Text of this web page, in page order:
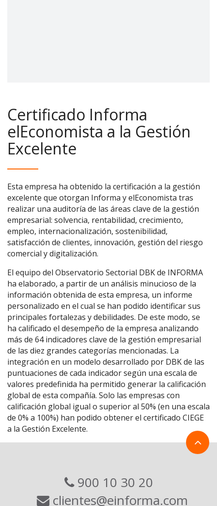
Certificado Informa
elEconomista a la Gestión
Excelente
Esta empresa ha obtenido la certificación a la gestión
excelente que otorgan Informa y elEconomista tras
realizar una auditoría de las áreas clave de la gestión
empresarial: solvencia, rentabilidad, crecimiento,
empleo, internacionalización, sostenibilidad,
satisfacción de clientes, innovación, gestión del riesgo
comercial y digitalización.
El equipo del Observatorio Sectorial DBK de INFORMA
ha elaborado, a partir de un análisis minucioso de la
información obtenida de esta empresa, un informe
personalizado en el cual se han podido identificar sus
principales fortalezas y debilidades. De este modo, se
ha calificado el desempeño de la empresa analizando
más de 64 indicadores clave de la gestión empresarial
de las diez grandes categorías mencionadas. La
integración en un modelo desarrollado por DBK de las
puntuaciones de cada indicador según una escala de
valores predefinida ha permitido generar la calificación
global de esta compañía. Solo las empresas con
calificación global igual o superior al 50% (en una escala
de 0% a 100%) han podido obtener el certificado CIEGE
a la Gestión Excelente.
900 10 30 20
clientes@einforma.com